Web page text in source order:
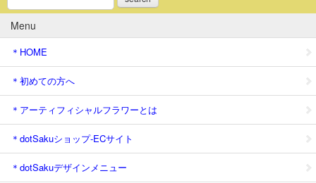
Menu
＊HOME
＊初めての方へ
＊アーティフィシャルフラワーとは
＊dotSakuショップ-ECサイト
＊dotSakuデザインメニュー